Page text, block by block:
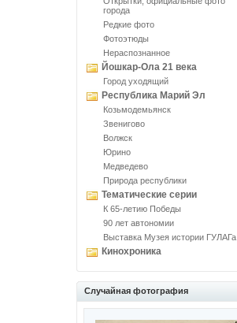
города
Редкие фото
Фотоэтюды
Нераспознанное
Йошкар-Ола 21 века
Город уходящий
Республика Марий Эл
Козьмодемьянск
Звенигово
Волжск
Юрино
Медведево
Природа республики
Тематические серии
К 65-летию Победы
90 лет автономии
Выставка Музея истории ГУЛАГа
Кинохроника
Случайная фотография